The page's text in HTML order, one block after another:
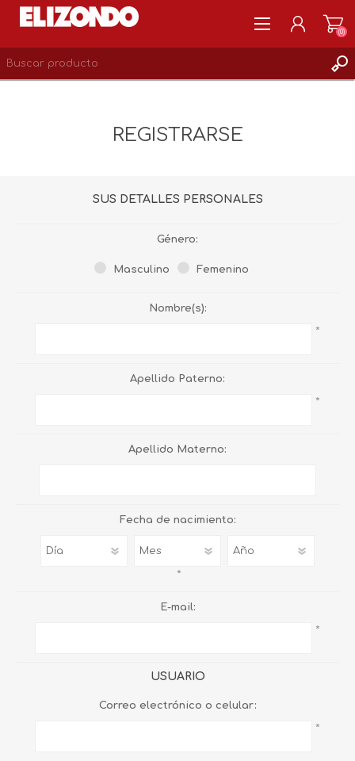
(0)
REGISTRARSE
SUS DETALLES PERSONALES
Género:
Masculino Femenino
Nombre(s):
*
Apellido Paterno:
*
Apellido Materno:
Fecha de nacimiento:
*
E-mail:
*
USUARIO
Correo electrónico o celular:
*